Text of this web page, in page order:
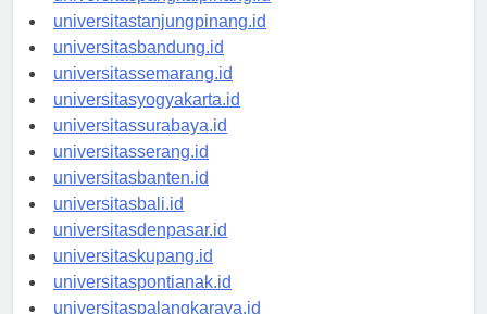
universitaspangkalpinang.id
universitastanjungpinang.id
universitasbandung.id
universitassemarang.id
universitasyogyakarta.id
universitassurabaya.id
universitasserang.id
universitasbanten.id
universitasbali.id
universitasdenpasar.id
universitaskupang.id
universitaspontianak.id